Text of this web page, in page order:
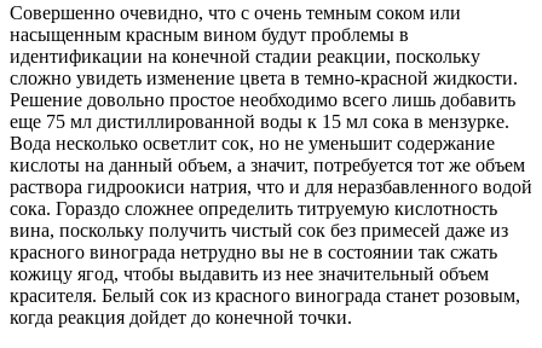
Совершенно очевидно, что с очень темным соком или
насыщенным красным вином будут проблемы в
идентификации на конечной стадии реакции, поскольку
сложно увидеть изменение цвета в темно-красной жидкости.
Решение довольно простое необходимо всего лишь добавить
еще 75 мл дистиллированной воды к 15 мл сока в мензурке.
Вода несколько осветлит сок, но не уменьшит содержание
кислоты на данный объем, а значит, потребуется тот же объем
раствора гидроокиси натрия, что и для неразбавленного водой
сока. Гораздо сложнее определить титруемую кислотность
вина, поскольку получить чистый сок без примесей даже из
красного винограда нетрудно вы не в состоянии так сжать
кожицу ягод, чтобы выдавить из нее значительный объем
красителя. Белый сок из красного винограда станет розовым,
когда реакция дойдет до конечной точки.